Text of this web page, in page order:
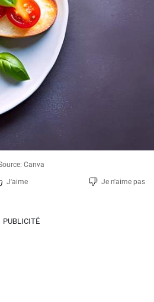
Canva
J'aime Je n'aime pas
PUBLICITÉ